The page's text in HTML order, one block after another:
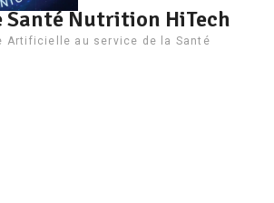
Santé Nutrition HiTech
Artificielle au service de la Santé